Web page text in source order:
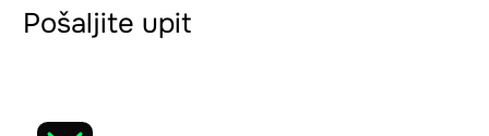
Pošaljite upit